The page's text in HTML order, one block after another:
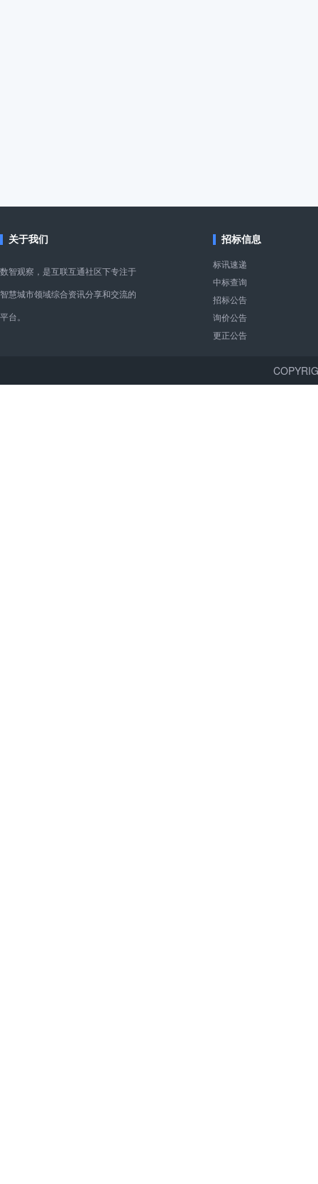
关于我们
数智观察，是互联互通社区下专注于
智慧城市领域综合资讯分享和交流的
平台。
招标信息
标讯速递
中标查询
招标公告
询价公告
更正公告